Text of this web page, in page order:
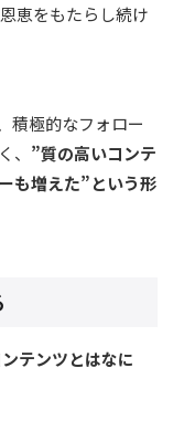
恵をもたらし続け
積極的なフォロー
”質の高いコンテ
も増えた”という形
テンツとはなに